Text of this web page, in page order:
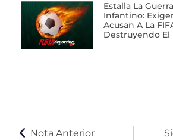
Estalla La
Infantino:
Acusan A La
Destruyendo El
Nota Anterior